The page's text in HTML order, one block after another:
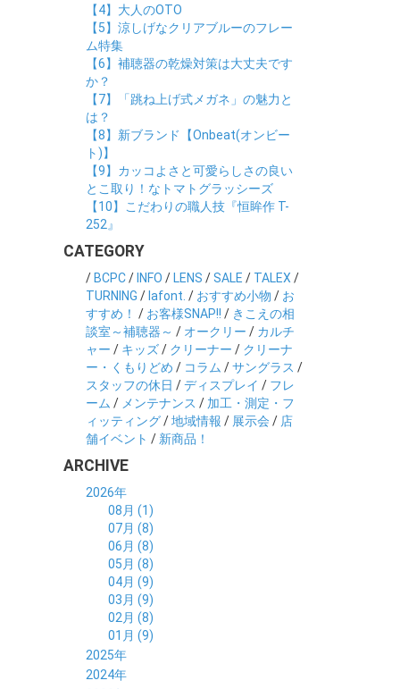
【4】大人のOTO
【5】涼しげなクリアブルーのフレー
ム特集
【6】補聴器の乾燥対策は大丈夫です
か？
【7】「跳ね上げ式メガネ」の魅力と
は？
【8】新ブランド【Onbeat(オンビー
ト)】
【9】カッコよさと可愛らしさの良い
とこ取り！なトマトグラッシーズ
【10】こだわりの職人技『恒眸作 T-
252』
CATEGORY
/ BCPC/ INFO / LENS /SALE / TALEX /
TURNING / lafont. / おすすめ小物 / お
すすめ！ / お客様SNAP!! / きこえの相
談室～補聴器～ / オークリー / カルチ
ャー / キッズ/ クリーナー / クリーナ
ー・くもりどめ / コラム /サングラス /
スタッフの休日 /ディスプレイ / フレ
ーム / メンテナンス / 加工・測定・フ
ィッティング/地域情報 / 展示会 / 店
舗イベント / 新商品！
ARCHIVE
2026年
08月 (1)
07月 (8)
06月 (8)
05月 (8)
04月 (9)
03月 (9)
02月 (8)
01月 (9)
2025年
12月 (10)
2024年